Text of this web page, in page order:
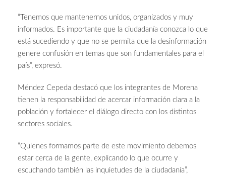
“Tenemos que mantenernos unidos, organizados y muy
informados. Es importante que la ciudadanía conozca lo que
está sucediendo y que no se permita que la desinformación
genere confusión en temas que son fundamentales para el
país”, expresó.
Méndez Cepeda destacó que los integrantes de Morena
tienen la responsabilidad de acercar información clara a la
población y fortalecer el diálogo directo con los distintos
sectores sociales.
“Quienes formamos parte de este movimiento debemos
estar cerca de la gente, explicando lo que ocurre y
escuchando también las inquietudes de la ciudadanía”,